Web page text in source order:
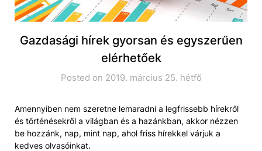
Gazdasági hírek gyorsan és egyszerűen
elérhetőek
Posted on 2019. március 25. hétfő
Amennyiben nem szeretne lemaradni a legfrissebb hírekről
és történésekről a világban és a hazánkban, akkor nézzen
be hozzánk, nap, mint nap, ahol friss hírekkel várjuk a
kedves olvasóinkat.